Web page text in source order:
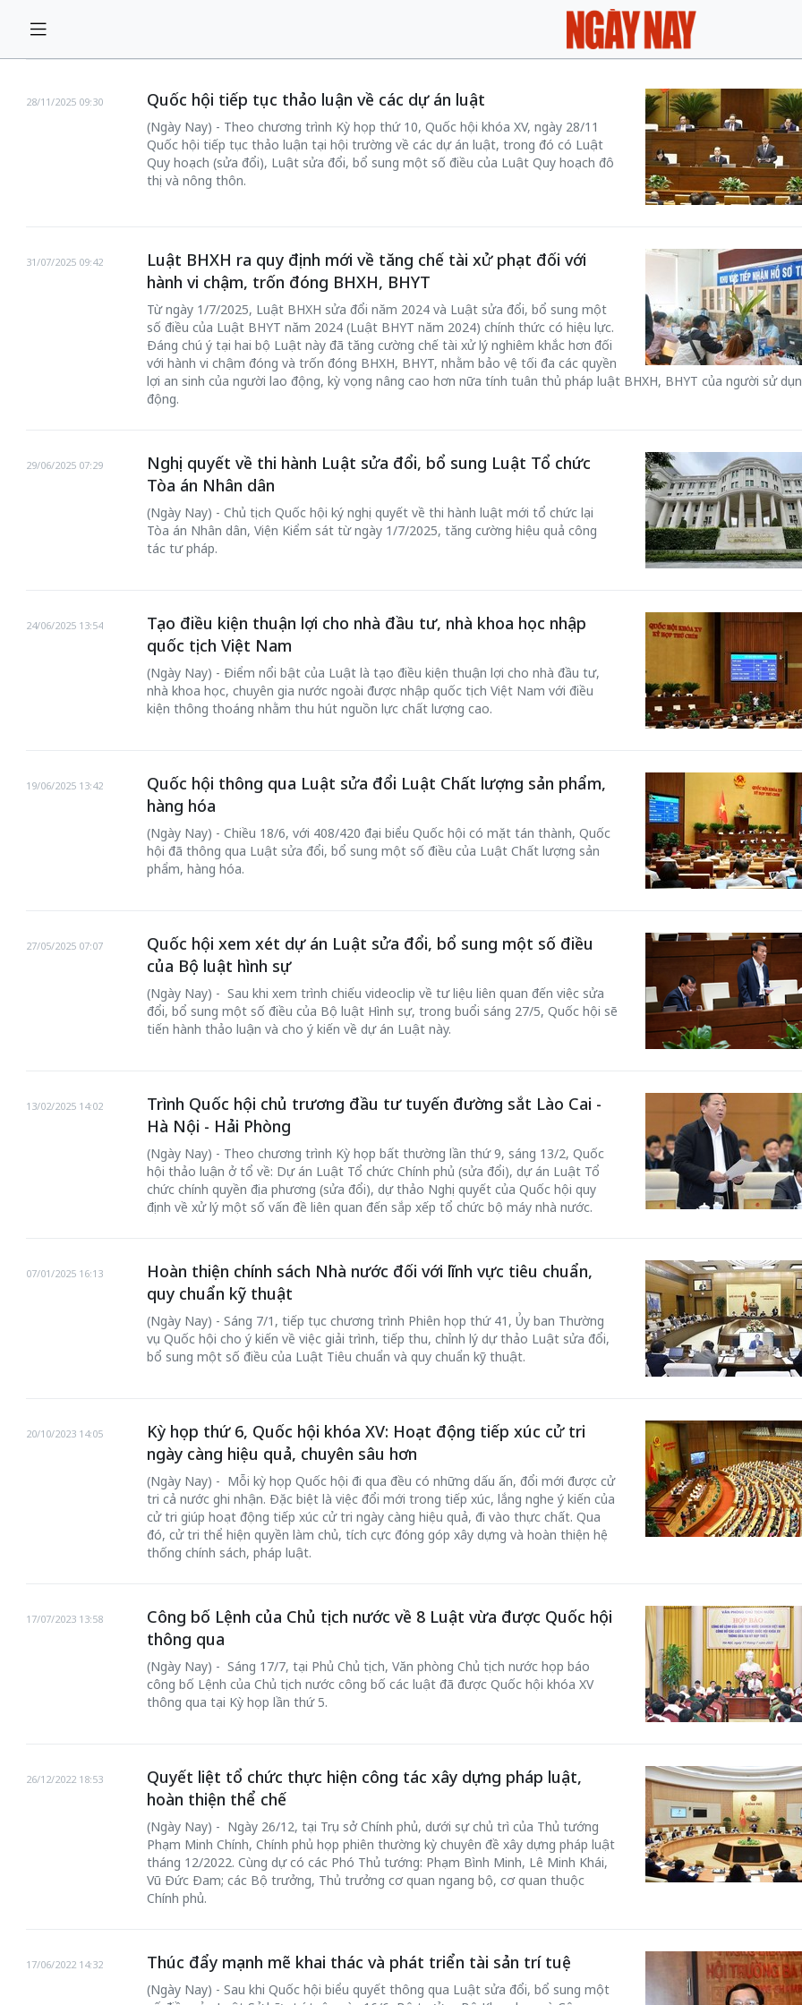
Quốc hội tiếp tục thảo luận về các dự án luật
28/11/2025 09:30
(Ngày Nay) - Theo chương trình Kỳ họp thứ 10, Quốc hội khóa XV, ngày 28/11
Quốc hội tiếp tục thảo luận tại hội trường về các dự án luật, trong đó có Luật
Quy hoạch (sửa đổi), Luật sửa đổi, bổ sung một số điều của Luật Quy hoạch đô
thị và nông thôn.
Luật BHXH ra quy định mới về tăng chế tài xử phạt đối với
hành vi chậm, trốn đóng BHXH, BHYT
31/07/2025 09:42
Từ ngày 1/7/2025, Luật BHXH sửa đổi năm 2024 và Luật sửa đổi, bổ sung một
số điều của Luật BHYT năm 2024 (Luật BHYT năm 2024) chính thức có hiệu lực.
Đáng chú ý tại hai bộ Luật này đã tăng cường chế tài xử lý nghiêm khắc hơn đối
với hành vi chậm đóng và trốn đóng BHXH, BHYT, nhằm bảo vệ tối đa các quyền
lợi an sinh của người lao động, kỳ vọng nâng cao hơn nữa tính tuân thủ pháp luật BHXH, BHYT của người sử
động.
Nghị quyết về thi hành Luật sửa đổi, bổ sung Luật Tổ chức
Tòa án Nhân dân
29/06/2025 07:29
(Ngày Nay) - Chủ tịch Quốc hội ký nghị quyết về thi hành luật mới tổ chức lại
Tòa án Nhân dân, Viện Kiểm sát từ ngày 1/7/2025, tăng cường hiệu quả công
tác tư pháp.
Tạo điều kiện thuận lợi cho nhà đầu tư, nhà khoa học nhập
quốc tịch Việt Nam
24/06/2025 13:54
(Ngày Nay) - Điểm nổi bật của Luật là tạo điều kiện thuận lợi cho nhà đầu tư,
nhà khoa học, chuyên gia nước ngoài được nhập quốc tịch Việt Nam với điều
kiện thông thoáng nhằm thu hút nguồn lực chất lượng cao.
Quốc hội thông qua Luật sửa đổi Luật Chất lượng sản phẩm,
hàng hóa
19/06/2025 13:42
(Ngày Nay) - Chiều 18/6, với 408/420 đại biểu Quốc hội có mặt tán thành, Quốc
hội đã thông qua Luật sửa đổi, bổ sung một số điều của Luật Chất lượng sản
phẩm, hàng hóa.
Quốc hội xem xét dự án Luật sửa đổi, bổ sung một số điều
của Bộ luật hình sự
27/05/2025 07:07
(Ngày Nay) - Sau khi xem trình chiếu videoclip về tư liệu liên quan đến việc sửa
đổi, bổ sung một số điều của Bộ luật Hình sự, trong buổi sáng 27/5, Quốc hội sẽ
tiến hành thảo luận và cho ý kiến về dự án Luật này.
Trình Quốc hội chủ trương đầu tư tuyến đường sắt Lào Cai -
Hà Nội - Hải Phòng
13/02/2025 14:02
(Ngày Nay) - Theo chương trình Kỳ họp bất thường lần thứ 9, sáng 13/2, Quốc
hội thảo luận ở tổ về: Dự án Luật Tổ chức Chính phủ (sửa đổi), dự án Luật Tổ
chức chính quyền địa phương (sửa đổi), dự thảo Nghị quyết của Quốc hội quy
định về xử lý một số vấn đề liên quan đến sắp xếp tổ chức bộ máy nhà nước.
Hoàn thiện chính sách Nhà nước đối với lĩnh vực tiêu chuẩn,
quy chuẩn kỹ thuật
07/01/2025 16:13
(Ngày Nay) - Sáng 7/1, tiếp tục chương trình Phiên họp thứ 41, Ủy ban Thường
vụ Quốc hội cho ý kiến về việc giải trình, tiếp thu, chỉnh lý dự thảo Luật sửa đổi,
bổ sung một số điều của Luật Tiêu chuẩn và quy chuẩn kỹ thuật.
Kỳ họp thứ 6, Quốc hội khóa XV: Hoạt động tiếp xúc cử tri
ngày càng hiệu quả, chuyên sâu hơn
20/10/2023 14:05
(Ngày Nay) - Mỗi kỳ họp Quốc hội đi qua đều có những dấu ấn, đổi mới được cử
tri cả nước ghi nhận. Đặc biệt là việc đổi mới trong tiếp xúc, lắng nghe ý kiến của
cử tri giúp hoạt động tiếp xúc cử tri ngày càng hiệu quả, đi vào thực chất. Qua
đó, cử tri thể hiện quyền làm chủ, tích cực đóng góp xây dựng và hoàn thiện hệ
thống chính sách, pháp luật.
Công bố Lệnh của Chủ tịch nước về 8 Luật vừa được Quốc hội
thông qua
17/07/2023 13:58
(Ngày Nay) - Sáng 17/7, tại Phủ Chủ tịch, Văn phòng Chủ tịch nước họp báo
công bố Lệnh của Chủ tịch nước công bố các luật đã được Quốc hội khóa XV
thông qua tại Kỳ họp lần thứ 5.
Quyết liệt tổ chức thực hiện công tác xây dựng pháp luật,
hoàn thiện thể chế
26/12/2022 18:53
(Ngày Nay) - Ngày 26/12, tại Trụ sở Chính phủ, dưới sự chủ trì của Thủ tướng
Phạm Minh Chính, Chính phủ họp phiên thường kỳ chuyên đề xây dựng pháp luật
tháng 12/2022. Cùng dự có các Phó Thủ tướng: Phạm Bình Minh, Lê Minh Khái,
Vũ Đức Đam; các Bộ trưởng, Thủ trưởng cơ quan ngang bộ, cơ quan thuộc
Chính phủ.
Thúc đẩy mạnh mẽ khai thác và phát triển tài sản trí tuệ
17/06/2022 14:32
(Ngày Nay) - Sau khi Quốc hội biểu quyết thông qua Luật sửa đổi, bổ sung một
của những chiếc
trên không gian
Khách đến chơi nhà
Bắc Biên - Giữ một
làng ven sông Hồng
TS. Trần Kim Hào
Hà Nội vững bước vào
không gian phát triển
mới - Kỳ 5: Thủ đô qua
50 năm Việt Nam gia
nhập UNESCO: Khơi
nguồn nội lực văn hóa,
định hình vị thế kiến
tạo | Kỳ 4: Sáng kiến
50 năm Việt Nam gia
nguồn nội lực văn hóa,
định hình vị thế kiến
quốc tế bằng bản lĩnh
nhập
nguồn nội lực
định hình vị
tạo | Kỳ 1:
hòa bình thể
quyết định